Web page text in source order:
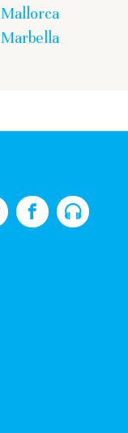
Mallorca
Marbella